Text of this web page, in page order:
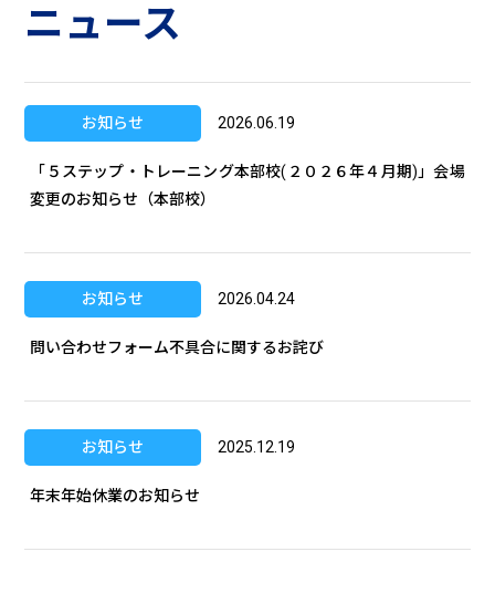
ニュース
お知らせ 2026.06.19
「５ステップ・トレーニング本部校(２０２６年４月期)」会場
変更のお知らせ（本部校）
お知らせ 2026.04.24
問い合わせフォーム不具合に関するお詫び
お知らせ 2025.12.19
年末年始休業のお知らせ